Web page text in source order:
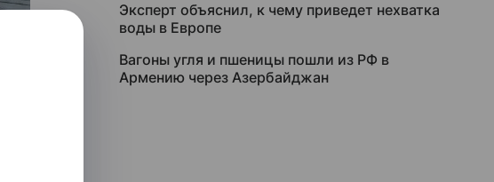
Эксперт объяснил, к чему приведет нехватка
воды в Европе
Вагоны угля и пшеницы пошли из РФ в
Армению через Азербайджан